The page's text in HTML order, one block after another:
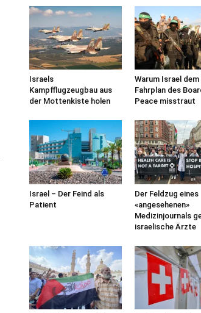
Israels
Kampfflugzeugbau aus
der Mottenkiste holen
Warum Israel dem
Fahrplan des
Peace misstraut
Israel – Der Feind als
Patient
Der Feldzug eines
«angesehenen»
Medizinjournals
israelische Ärzte